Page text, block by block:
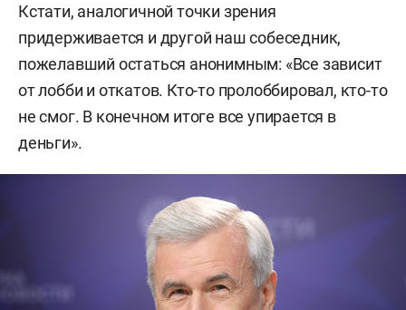
Кстати, аналогичной точки зрения
придерживается и другой наш собеседник,
пожелавший остаться анонимным: «Все зависит
от лобби и откатов. Кто-то пролоббировал, кто-то
не смог. В конечном итоге все упирается в
деньги».